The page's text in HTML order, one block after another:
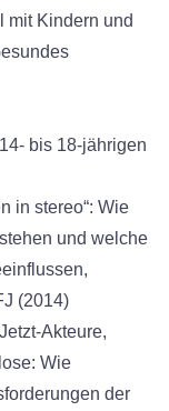
mit Kindern und
bis 18-jährigen
in stereo“: Wie
und welche
(2014)
Akteure,
Wie
der